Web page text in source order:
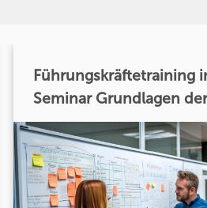
Führungskräftetraining
Seminar Grundlagen